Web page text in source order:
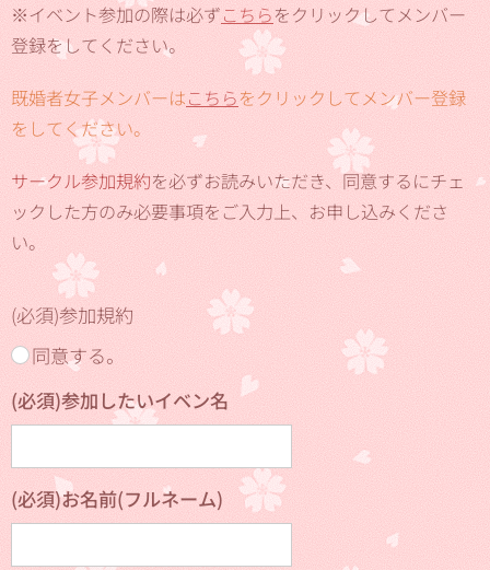
※イベント参加の際は必ずこちらをクリックしてメンバー
登録をしてください。
既婚者女子メンバーはこちらをクリックしてメンバー登録
をしてください。
サークル参加規約を必ずお読みいただき、同意するにチェ
ックした方のみ必要事項をご入力上、お申し込みくださ
い。
(必須)参加規約
同意する。
(必須)参加したいイベン名
(必須)お名前(フルネーム)